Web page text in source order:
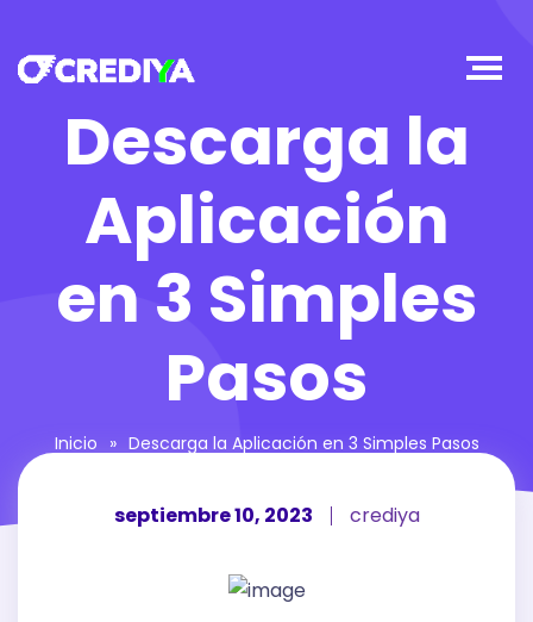
Descarga la
Aplicación
en 3 Simples
Pasos
Inicio » Descarga la Aplicación en 3 Simples Pasos
septiembre 10, 2023 crediya